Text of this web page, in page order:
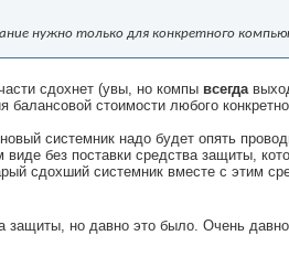
нужно только для конкретного
сдохнет (увы, но компы всегда
балансовой стоимости любого
системник надо будет опять
виде без поставки средства защиты,
сдохший системник вместе с этим
но давно это было. Очень